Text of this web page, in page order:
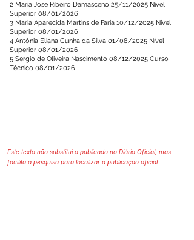
2 Maria Jose Ribeiro Damasceno 25/11/2025 Nível
Superior 08/01/2026
3 Maria Aparecida Martins de Faria 10/12/2025 Nível
Superior 08/01/2026
4 Antônia Eliana Cunha da Silva 01/08/2025 Nível
Superior 08/01/2026
5 Sergio de Oliveira Nascimento 08/12/2025 Curso
Técnico 08/01/2026
Este texto não substitui o publicado no Diário Oficial, mas
facilita a pesquisa para localizar a publicação oficial.